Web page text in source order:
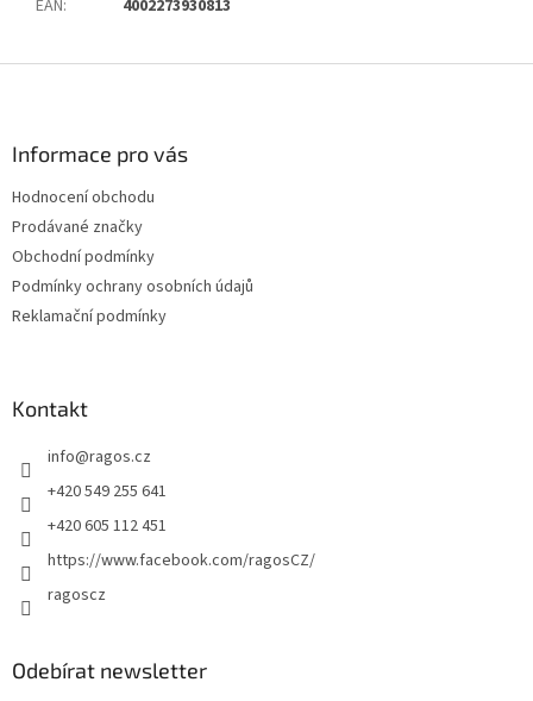
EAN: 4002273930813
Informace pro vás
Hodnocení obchodu
Prodávané značky
Obchodní podmínky
Podmínky ochrany osobních údajů
Reklamační podmínky
Kontakt
info@ragos.cz
+420 549 255 641
+420 605 112 451
https://www.facebook.com/ragosCZ/
ragoscz
Odebírat newsletter